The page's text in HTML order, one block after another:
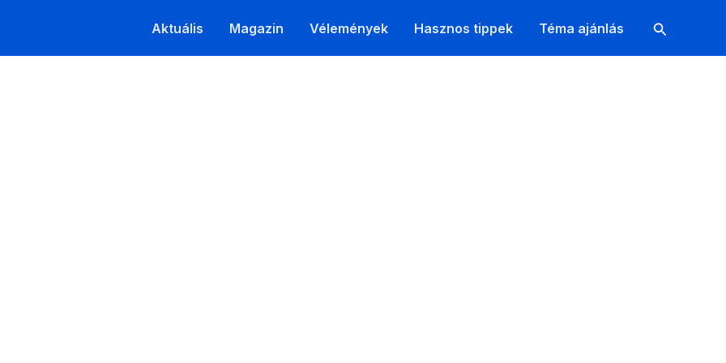
Aktuális Magazin Vélemények Hasznos tippek Téma ajánlás Search